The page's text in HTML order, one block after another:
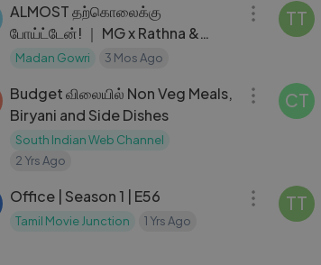
ALMOST தற்கொலைக்கு
போய்ட்டேன்! ｜ MG x Rathna &
Kaarthekeyan
Madan Gowri 3 Mos Ago
TT
Budget விலையில் Non Veg Meals,
Biryani and Side Dishes
South Indian Web Channel
2 Yrs Ago
CT
Office | Season 1 | E56
Tamil Movie Junction 1 Yrs Ago
TT